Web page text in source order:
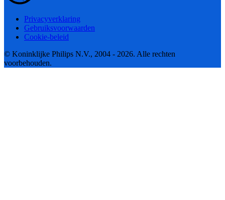
Privacyverklaring
Gebruiksvoorwaarden
Cookie-beleid
© Koninklijke Philips N.V., 2004 - 2026. Alle rechten
voorbehouden.